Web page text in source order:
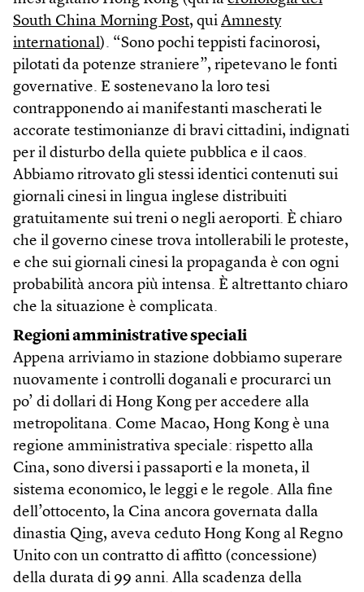
South China Morning Post, qui Amnesty
international). “Sono pochi teppisti facinorosi,
pilotati da potenze straniere”, ripetevano le fonti
governative. E sostenevano la loro tesi
contrapponendo ai manifestanti mascherati le
accorate testimonianze di bravi cittadini, indignati
per il disturbo della quiete pubblica e il caos.
Abbiamo ritrovato gli stessi identici contenuti sui
giornali cinesi in lingua inglese distribuiti
gratuitamente sui treni o negli aeroporti. È chiaro
che il governo cinese trova intollerabili le proteste,
e che sui giornali cinesi la propaganda è con ogni
probabilità ancora più intensa. È altrettanto chiaro
che la situazione è complicata.
Regioni amministrative speciali
Appena arriviamo in stazione dobbiamo superare
nuovamente i controlli doganali e procurarci un
po’ di dollari di Hong Kong per accedere alla
metropolitana. Come Macao, Hong Kong è una
regione amministrativa speciale: rispetto alla
Cina, sono diversi i passaporti e la moneta, il
sistema economico, le leggi e le regole. Alla fine
dell’ottocento, la Cina ancora governata dalla
dinastia Qing, aveva ceduto Hong Kong al Regno
Unito con un contratto di affitto (concessione)
della durata di 99 anni. Alla scadenza della